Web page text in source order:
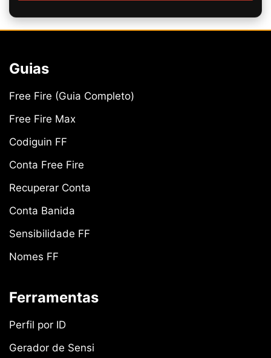
Guias
Free Fire (Guia Completo)
Free Fire Max
Codiguin FF
Conta Free Fire
Recuperar Conta
Conta Banida
Sensibilidade FF
Nomes FF
Ferramentas
Perfil por ID
Gerador de Sensi